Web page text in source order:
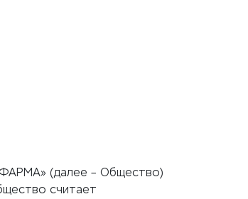
(далее – Общество)
считает